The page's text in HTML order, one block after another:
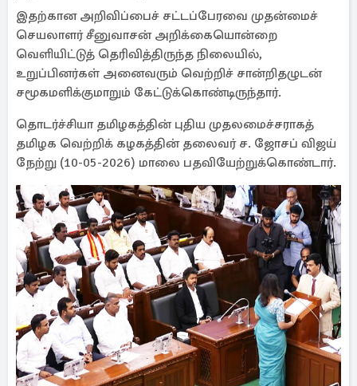
இதற்கான அறிவிப்பைச் சட்டப்பேரவை முதன்மைச்
செயலாளர் சீனுவாசன் அறிக்கையொன்றை
வெளியிட்டுத் தெரிவித்திருந்த நிலையில்,
உறுப்பினர்கள் அனைவரும் வெற்றிச் சான்றிதழுடன்
சமூகமளிக்குமாறும் கேட்டுக்கொண்டிருந்தார்.
தொடர்ச்சியா தமிழகத்தின் புதிய முதலமைச்சராகத்
தமிழக வெற்றிக் கழகத்தின் தலைவர் ச. ஜோசப் விஜய்
நேற்று (10-05-2026) மாலை பதவியேற்றுக்கொண்டார்.